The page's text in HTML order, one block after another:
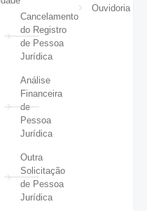
Cancelamento
do Registro
de Pessoa
Jurídica
Análise
Financeira
de
Pessoa
Jurídica
Outra
Solicitação
de Pessoa
Jurídica
Ouvidoria